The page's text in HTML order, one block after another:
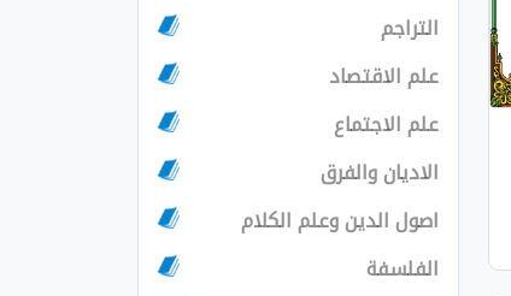
التراجم
علم الاقتصاد
علم الاجتماع
الاديان والفرق
اصول الدين وعلم الكلام
الفلسفة